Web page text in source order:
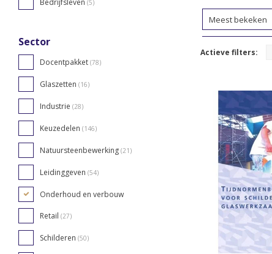
Bedrijfsleven (5)
Sector
Docentpakket (78)
Glaszetten (16)
Industrie (28)
Keuzedelen (146)
Natuursteenbewerking (21)
Leidinggeven (54)
Onderhoud en verbouw
Retail (27)
Schilderen (50)
Meest bekeken
Actieve filters: